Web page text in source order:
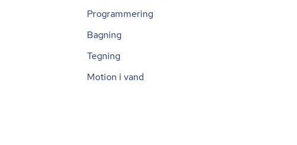
Programmering
Bagning
Tegning
Motion i vand